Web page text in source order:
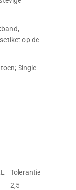
op de
Single
Tolerantie
2,5